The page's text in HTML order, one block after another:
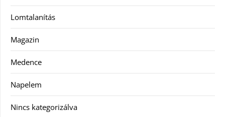
Lomtalanítás
Magazin
Medence
Napelem
Nincs kategorizálva